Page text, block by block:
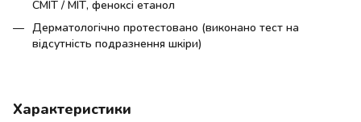
CMIT / MIT, феноксі етанол
Дерматологічно протестовано (виконано тест на
відсутність подразнення шкіри)
Характеристики